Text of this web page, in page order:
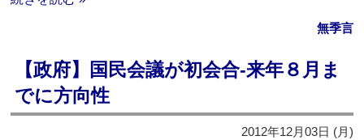
無季言
【政府】国民会議が初会合‐来年８月ま
でに方向性
2012年12月03日 (月)